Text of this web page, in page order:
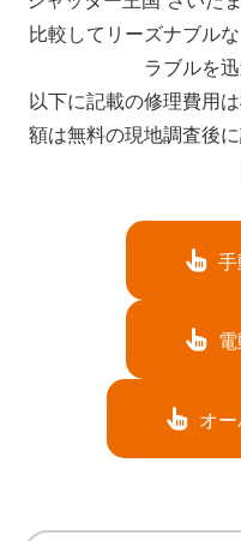
比較してリーズナブル
ラブルを
以下に記載の修理費用
額は無料の現地調査後
オ